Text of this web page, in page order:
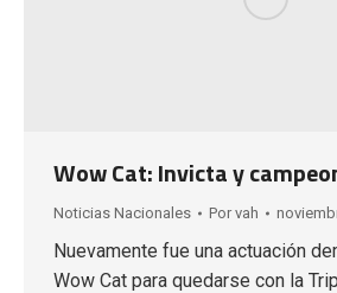
Wow Cat: Invicta y
Noticias Nacionales Por vah
Nuevamente fue una actuación
Wow Cat para quedarse con la